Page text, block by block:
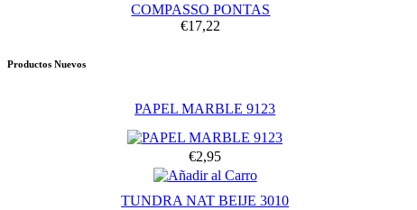
COMPASSO PONTAS
€17,22
Productos Nuevos
PAPEL MARBLE 9123
€2,95
TUNDRA NAT BEIJE 3010